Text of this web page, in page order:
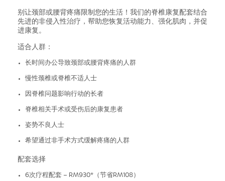
别让颈部或腰背疼痛限制您的生活！我们的脊椎康复配套结合
先进的非侵入性治疗，帮助您恢复活动能力、强化肌肉，并促
进康复。
适合人群：
长时间办公导致颈部或腰背疼痛的人群
慢性颈椎或脊椎不适人士
因脊椎问题影响行动的长者
脊椎相关手术或受伤后的康复患者
姿势不良人士
希望通过非手术方式缓解疼痛的人群
配套选择
6次疗程配套 – RM930*（节省RM108）